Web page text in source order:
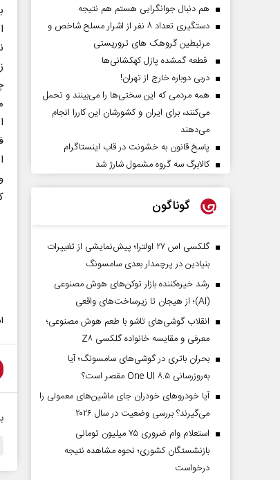
هم دنبال جوانگرایی هستم هم نتیجه
دستگیری تعداد ۸ نفر از اشرار مسلح شاخص و
مرتبطین گروهک های تروریستی
قطعه گمشده پازل کهکشانی‌ها
دربی دوباره خارج از تهران!
همه مردمی که این سختی‌ها را می‌بینند و تحمل
می‌کنند، برای ایران و کشورشان این کاررا انجام
می‌دهند
پاسخ قانون به خشونت در قاب اینستاگرام
کالابرگ سه گروه مشمول شارژ شد
گوناگون
گلکسی اس ۲۷ اولترا؛ پیش‌نمایشی از تغییرات
بنیادین در پرچمدار بعدی سامسونگ
رشد خیره‌کننده بازار توکن‌های هوش مصنوعی
(AI)؛ از هیجان تا زیرساخت‌های واقعی
انقلاب گوشی‌های تاشو‌ با طعم هوش مصنوعی؛
معرفی و مقایسه خانواده گلکسی Z۸
بحران باتری در گوشی‌های سامسونگ؛ آیا
به‌روزرسانی One UI ۸.۵ مقصر است؟
آیا خودروهای خودران جای ماشین‌های معمولی را
می‌گیرند؟ بررسی وضعیت در سال ۲۰۲۶
استعلام وام ضروری ۷۵ میلیون تومانی
بازنشستگان کشوری؛ نحوه مشاهده نتیجه
درخواست